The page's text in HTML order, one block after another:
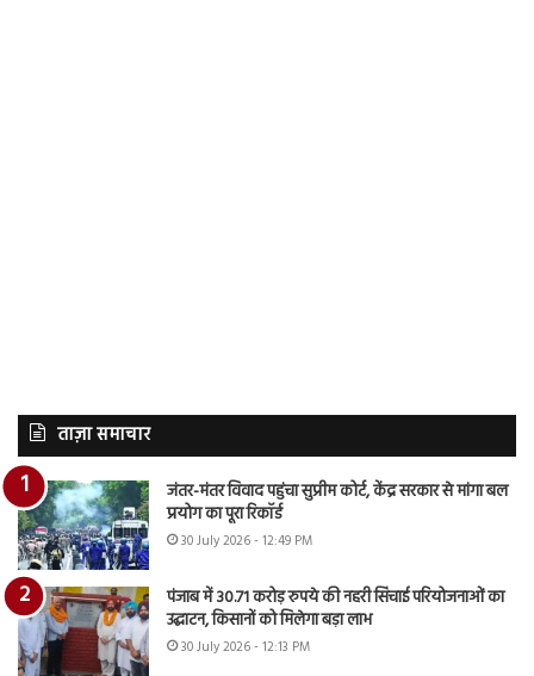
ताज़ा समाचार
जंतर-मंतर विवाद पहुंचा सुप्रीम कोर्ट, केंद्र सरकार से मांगा बल
प्रयोग का पूरा रिकॉर्ड
30 July 2026 - 12:49 PM
पंजाब में 30.71 करोड़ रुपये की नहरी सिंचाई परियोजनाओं का
उद्घाटन, किसानों को मिलेगा बड़ा लाभ
30 July 2026 - 12:13 PM